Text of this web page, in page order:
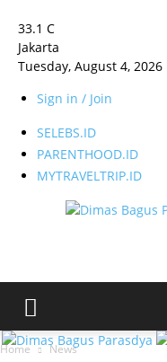
33.1 C
Jakarta
Tuesday, August 4, 2026
Sign in / Join
SELEBS.ID
PARENTHOOD.ID
MYTRAVELTRIP.ID
Home News